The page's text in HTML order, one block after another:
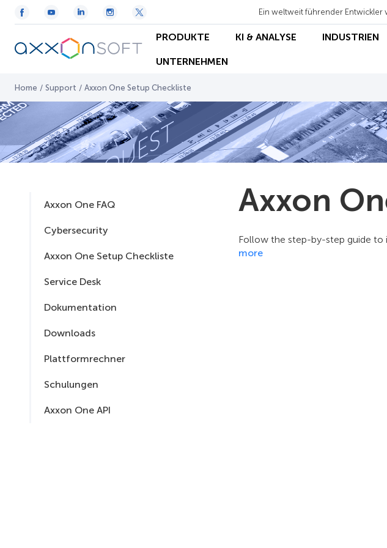
Ein weltweit führender Entwickler
PRODUKTE KI & ANALYSE INDUSTRIEN
UNTERNEHMEN
Home / Support / Axxon One Setup Checkliste
Axxon One FAQ
Cybersecurity
Axxon One Setup Checkliste
Service Desk
Dokumentation
Downloads
Plattformrechner
Schulungen
Axxon One API
Axxon
Follow the step-by-step guide to
more